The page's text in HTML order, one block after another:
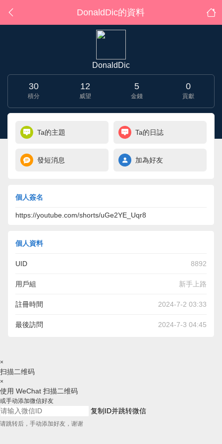
DonaldDic的資料
DonaldDic
30
積分
12
威望
5
金錢
0
貢獻
Ta的主題 Ta的日誌
發短消息 加為好友
個人簽名
https://youtube.com/shorts/uGe2YE_Uqr8
個人資料
UID 8892
用戶組 新手上路
註冊時間 2024-7-2 03:33
最後訪問 2024-7-3 04:45
×
扫描二维码
×
使用 WeChat 扫描二维码
或手动添加微信好友
复制ID并跳转微信
请跳转后，手动添加好友，谢谢